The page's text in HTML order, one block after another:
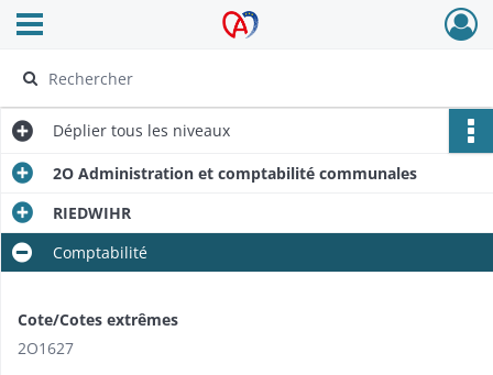
Archives Alsace - Colmar
Ouvrir le menu déroulant
Déplier tous les niveaux
2O Administration et comptabilité communales
RIEDWIHR
Comptabilité
Cote/Cotes extrêmes
2O1627